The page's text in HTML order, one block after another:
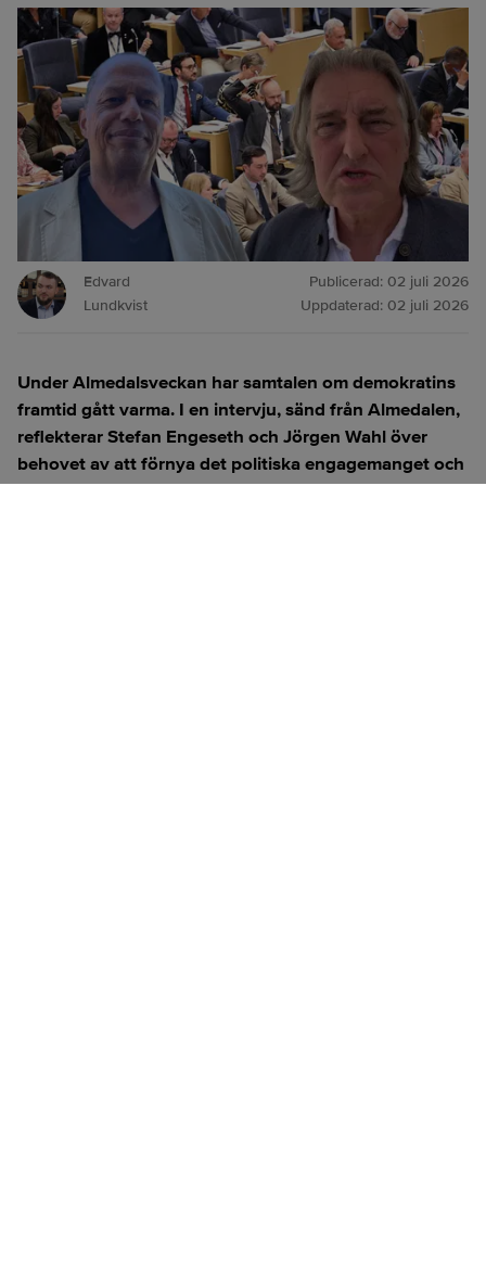
Edvard
Lundkvist
Publicerad: 02 juli 2026
Uppdaterad: 02 juli 2026
Under Almedalsveckan har samtalen om demokratins
framtid gått varma. I en intervju, sänd från Almedalen,
reflekterar Stefan Engeseth och Jörgen Wahl över
behovet av att förnya det politiska engagemanget och
hur modern teknik kan användas för att överbrygga